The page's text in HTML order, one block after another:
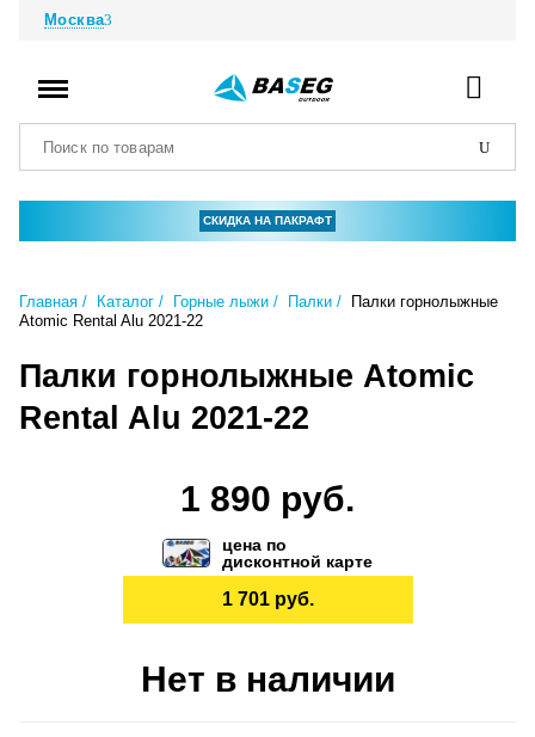
Москва
СКИДКА НА ПАКРАФТ
Главная Каталог Горные лыжи Палки
Палки горнолыжные
Atomic Rental Alu 2021-22
Палки горнолыжные Atomic
Rental Alu 2021-22
1 890 руб.
цена по
дисконтной карте
1 701 руб.
Нет в наличии